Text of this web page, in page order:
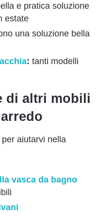
e pratica soluzione
estate
una soluzione bella
: tanti modelli
di altri mobili
aiutarvi nella
vasca da bagno